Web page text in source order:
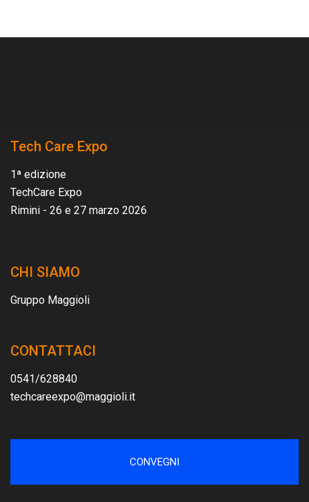
Tech Care Expo
1ª edizione
TechCare Expo
Rimini - 26 e 27 marzo 2026
CHI SIAMO
Gruppo Maggioli
CONTATTACI
0541/628840
techcareexpo@maggioli.it
CONVEGNI